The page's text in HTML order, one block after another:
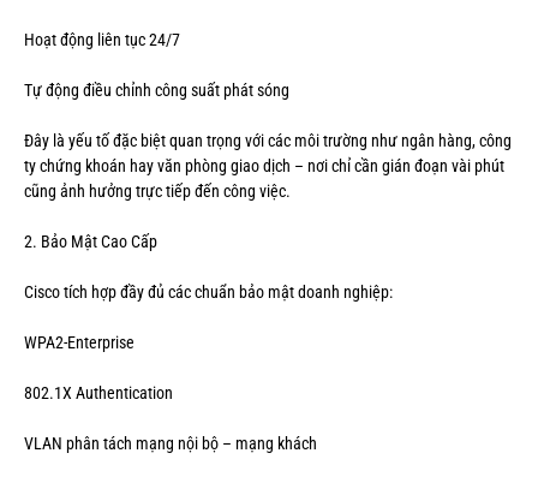
Hoạt động liên tục 24/7
Tự động điều chỉnh công suất phát sóng
Đây là yếu tố đặc biệt quan trọng với các môi trường như ngân hàng, công
ty chứng khoán hay văn phòng giao dịch – nơi chỉ cần gián đoạn vài phút
cũng ảnh hưởng trực tiếp đến công việc.
2. Bảo Mật Cao Cấp
Cisco tích hợp đầy đủ các chuẩn bảo mật doanh nghiệp:
WPA2-Enterprise
802.1X Authentication
VLAN phân tách mạng nội bộ – mạng khách